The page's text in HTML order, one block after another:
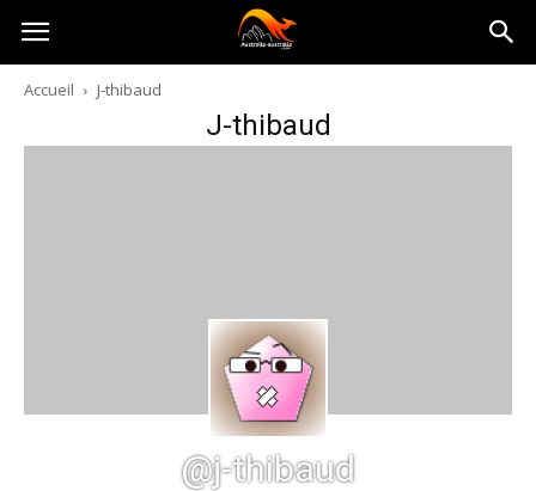
Australia-
australie.com
Accueil J-thibaud
J-thibaud
@j-thibaud